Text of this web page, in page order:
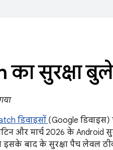
का सुरक्षा
डिवाइसों (Google
और मार्च 2026 के Android
इसके बाद के सुरक्षा पैच लेवल